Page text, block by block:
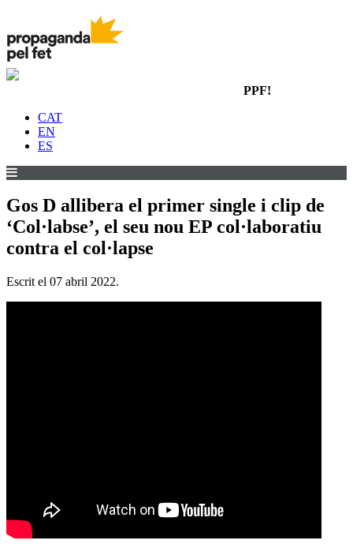
PPF!
CAT
EN
ES
Gos D allibera el primer single i clip de
‘Col·labse’, el seu nou EP col·laboratiu
contra el col·lapse
Escrit el 07 abril 2022.